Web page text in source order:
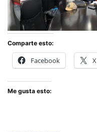
Comparte esto:
Facebook X
Me gusta esto: